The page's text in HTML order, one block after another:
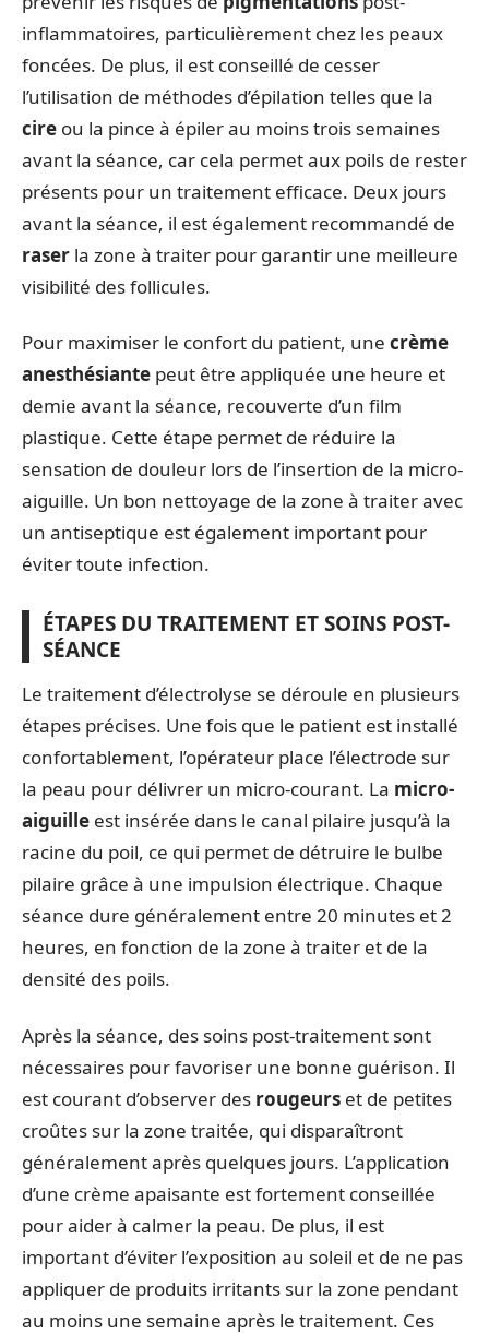
inflammatoires, particulièrement chez les peaux
foncées. De plus, il est conseillé de cesser
l’utilisation de méthodes d’épilation telles que la
cire ou la pince à épiler au moins trois semaines
avant la séance, car cela permet aux poils de rester
présents pour un traitement efficace. Deux jours
avant la séance, il est également recommandé de
raser la zone à traiter pour garantir une meilleure
visibilité des follicules.
Pour maximiser le confort du patient, une crème
anesthésiante peut être appliquée une heure et
demie avant la séance, recouverte d’un film
plastique. Cette étape permet de réduire la
sensation de douleur lors de l’insertion de la micro-
aiguille. Un bon nettoyage de la zone à traiter avec
un antiseptique est également important pour
éviter toute infection.
ÉTAPES DU TRAITEMENT ET SOINS POST-
SÉANCE
Le traitement d’électrolyse se déroule en plusieurs
étapes précises. Une fois que le patient est installé
confortablement, l’opérateur place l’électrode sur
la peau pour délivrer un micro-courant. La micro-
aiguille est insérée dans le canal pilaire jusqu’à la
racine du poil, ce qui permet de détruire le bulbe
pilaire grâce à une impulsion électrique. Chaque
séance dure généralement entre 20 minutes et 2
heures, en fonction de la zone à traiter et de la
densité des poils.
Après la séance, des soins post-traitement sont
nécessaires pour favoriser une bonne guérison. Il
est courant d’observer des rougeurs et de petites
croûtes sur la zone traitée, qui disparaîtront
généralement après quelques jours. L’application
d’une crème apaisante est fortement conseillée
pour aider à calmer la peau. De plus, il est
important d’éviter l’exposition au soleil et de ne pas
appliquer de produits irritants sur la zone pendant
au moins une semaine après le traitement. Ces